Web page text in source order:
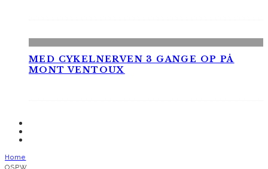
MED CYKELNERVEN 3 GANGE OP PÅ
MONT VENTOUX
Home
OSPW